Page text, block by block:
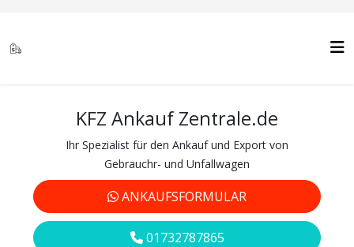
KFZ Ankauf Zentrale.de
Ihr Spezialist für den Ankauf und Export von
Gebrauchr- und Unfallwagen
ANKAUFSFORMULAR
01732787865